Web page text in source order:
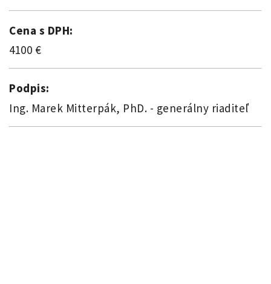
Cena s DPH:
4100 €
Podpis:
Ing. Marek Mitterpák, PhD. - generálny riaditeľ